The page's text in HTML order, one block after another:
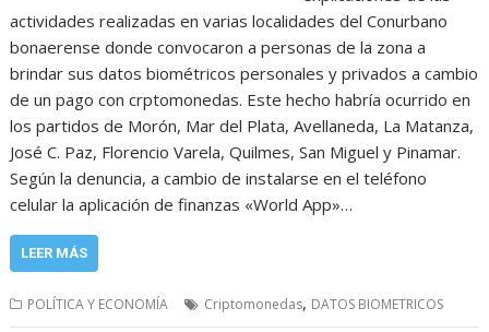
actividades realizadas en varias localidades del Conurbano
bonaerense donde convocaron a personas de la zona a
brindar sus datos biométricos personales y privados a cambio
de un pago con crptomonedas. Este hecho habría ocurrido en
los partidos de Morón, Mar del Plata, Avellaneda, La Matanza,
José C. Paz, Florencio Varela, Quilmes, San Miguel y Pinamar.
Según la denuncia, a cambio de instalarse en el teléfono
celular la aplicación de finanzas «World App»…
LEER MÁS
POLÍTICA Y ECONOMÍA Criptomonedas, DATOS BIOMETRICOS